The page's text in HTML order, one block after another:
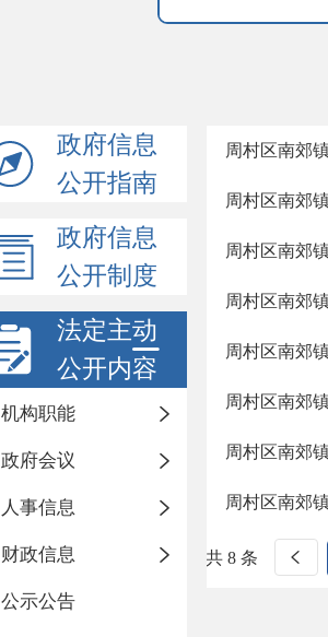
政府信息
公开指南
政府信息
公开制度
法定主动
公开内容
机构职能
政府会议
人事信息
财政信息
公示公告
周村区南郊
周村区南郊
周村区南郊
周村区南郊
周村区南郊
周村区南郊
周村区南郊
周村区南郊
共 8 条